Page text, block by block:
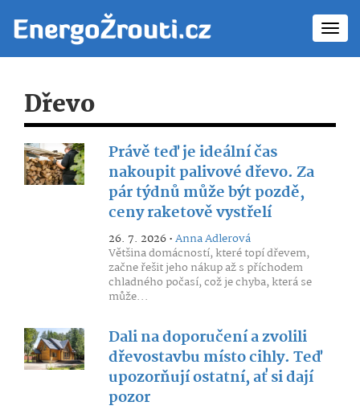
Dřevo
Právě teď je ideální čas
nakoupit palivové dřevo. Za
pár týdnů může být pozdě,
ceny raketově vystřelí
26. 7. 2026 •Anna Adlerová
Většina domácností, které topí dřevem,
začne řešit jeho nákup až s příchodem
chladného počasí, což je chyba, která se
může...
Dali na doporučení a zvolili
dřevostavbu místo cihly. Teď
upozorňují ostatní, ať si dají
pozor